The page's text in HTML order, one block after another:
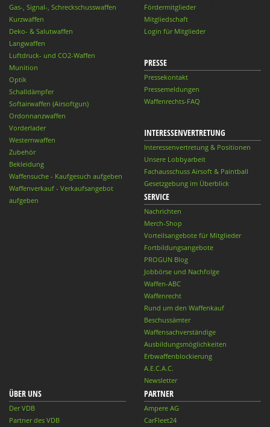
Gas-, Signal-, Schreckschusswaffen
Kurzwaffen
Deko- & Salutwaffen
Langwaffen
Luftdruck- und CO2-Waffen
Munition
Optik
Schalldämpfer
Softairwaffen (Airsoftgun)
Ordonnanzwaffen
Vorderlader
Westernwaffen
Zubehör
Bekleidung
Waffensuche - Kaufgesuch aufgeben
Waffenverkauf - Verkaufsangebot
aufgeben
Fördermitglieder
Mitgliedschaft
Login für Mitglieder
PRESSE
Pressekontakt
Pressemeldungen
Waffenrechts-FAQ
INTERESSENVERTRETUNG
Interessenvertretung & Positionen
Unsere Lobbyarbeit
Fachausschuss Airsoft & Paintball
Gesetzgebung im Überblick
SERVICE
Nachrichten
Merch-Shop
Vorteilsangebote für Mitglieder
Fortbildungsangebote
PROGUN Blog
Jobbörse und Nachfolge
Waffen-ABC
Waffenrecht
Rund um den Waffenkauf
Beschussämter
Waffensachverständige
Ausbildungsmöglichkeiten
Erbwaffenblockierung
A.E.C.A.C.
Newsletter
ÜBER UNS
Der VDB
Partner des VDB
PARTNER
Ampere AG
CarFleet24